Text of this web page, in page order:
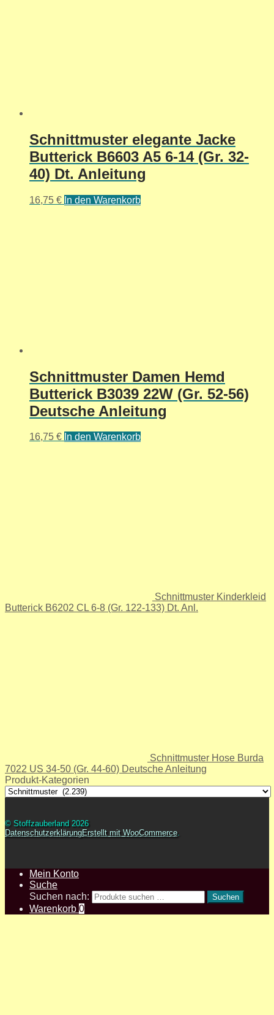
Schnittmuster elegante Jacke
Butterick B6603 A5 6-14 (Gr. 32-
40) Dt. Anleitung
16,75 € In den Warenkorb
Schnittmuster Damen Hemd
Butterick B3039 22W (Gr. 52-56)
Deutsche Anleitung
16,75 € In den Warenkorb
Schnittmuster Kinderkleid
Butterick B6202 CL 6-8 (Gr. 122-133) Dt. Anl.
Schnittmuster Hose Burda
7022 US 34-50 (Gr. 44-60) Deutsche Anleitung
Produkt-Kategorien
© Stoffzauberland 2026
DatenschutzerklärungErstellt mit WooCommerce.
Mein Konto
Suche
Suchen nach:
Suchen
Warenkorb 0